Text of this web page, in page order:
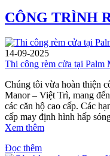
CÔNG TRÌNH
14-09-2025
Thi công rèm cửa tại Palm
Chúng tôi vừa hoàn thiện
Manor – Việt Trì, mang
các căn hộ cao cấp. Các
cấp may định hình hấp
Xem thêm
Đọc thêm